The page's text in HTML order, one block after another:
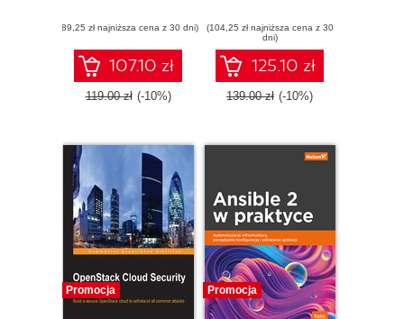
Edition
(89,25 zł najniższa cena z 30 dni)
107.10 zł
119.00 zł (-10%)
systems with ease
with Ansible 2
using this
comprehensive
guide - Second
(104,25 zł najniższa cena z 30
dni)
125.10 zł
139.00 zł (-10%)
Promocja Promocja